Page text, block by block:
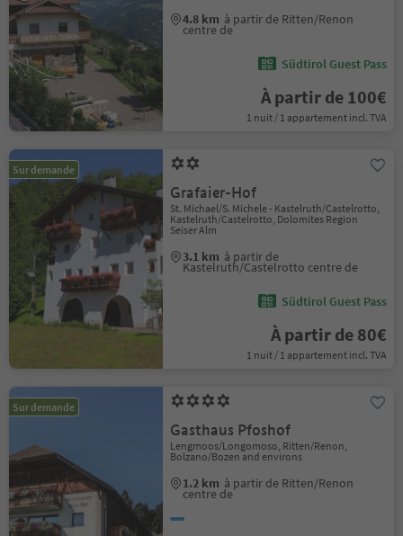
4.8 km à partir de Ritten/Renon
centre de
Südtirol Guest Pass
À partir de 100€
1 nuit / 1 appartement incl. TVA
Sur demande
Grafaier-Hof
St. Michael/S. Michele - Kastelruth/Castelrotto,
Kastelruth/Castelrotto, Dolomites Region
Seiser Alm
3.1 km à partir de
Kastelruth/Castelrotto centre de
Südtirol Guest Pass
À partir de 80€
1 nuit / 1 appartement incl. TVA
Sur demande
Gasthaus Pfoshof
Lengmoos/Longomoso, Ritten/Renon,
Bolzano/Bozen and environs
1.2 km à partir de Ritten/Renon
centre de